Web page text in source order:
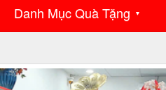
Danh Mục Quà Tặng ▼